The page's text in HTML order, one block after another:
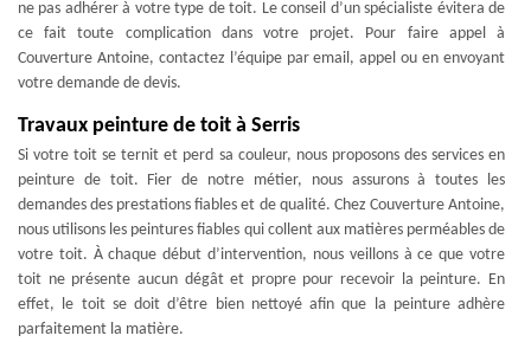
ne pas adhérer à votre type de toit. Le conseil d’un spécialiste évitera de
ce fait toute complication dans votre projet. Pour faire appel à
Couverture Antoine, contactez l’équipe par email, appel ou en envoyant
votre demande de devis.
Travaux peinture de toit à Serris
Si votre toit se ternit et perd sa couleur, nous proposons des services en
peinture de toit. Fier de notre métier, nous assurons à toutes les
demandes des prestations fiables et de qualité. Chez Couverture Antoine,
nous utilisons les peintures fiables qui collent aux matières perméables de
votre toit. À chaque début d’intervention, nous veillons à ce que votre
toit ne présente aucun dégât et propre pour recevoir la peinture. En
effet, le toit se doit d’être bien nettoyé afin que la peinture adhère
parfaitement la matière.